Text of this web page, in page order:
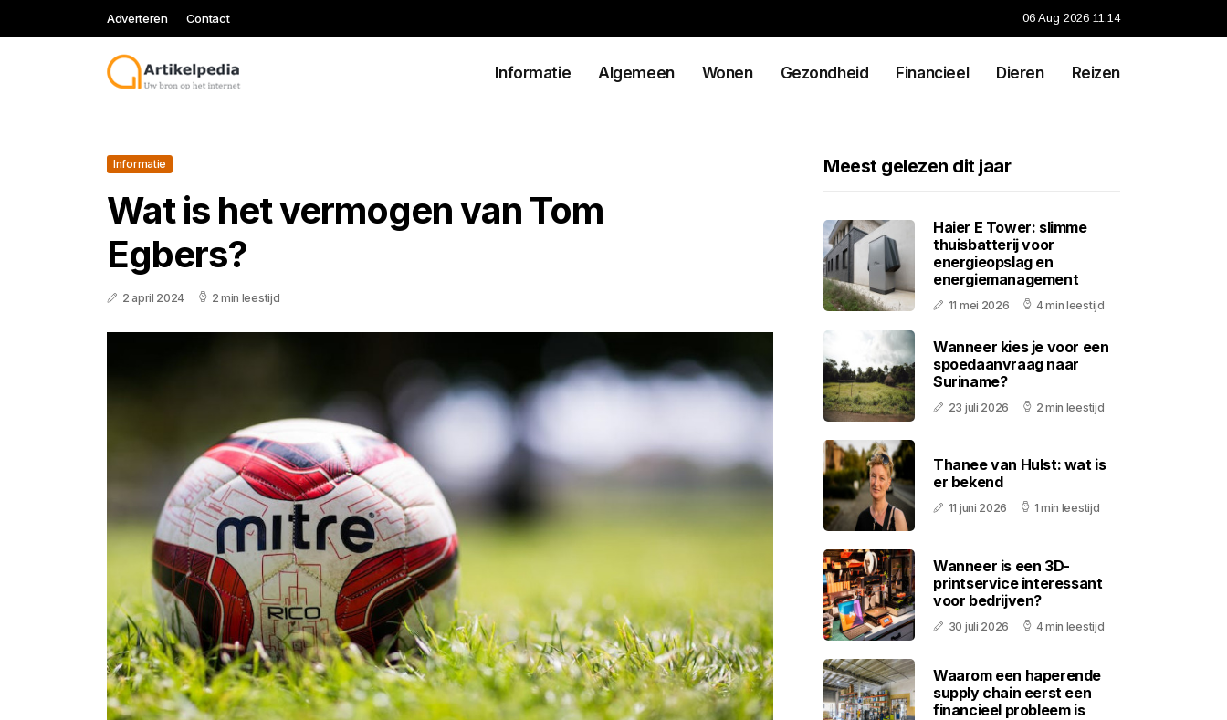
Adverteren Contact 06 Aug 2026 11:14
Informatie Algemeen Wonen Gezondheid Financieel Dieren Reizen
Informatie
Wat is het vermogen van Tom
Egbers?
2 april 2024 2 min leestijd
Meest gelezen dit jaar
Haier E Tower: slimme
thuisbatterij voor
energieopslag en
energiemanagement
11 mei 2026 4 min leestijd
Wanneer kies je voor een
spoedaanvraag naar
Suriname?
23 juli 2026 2 min leestijd
Thanee van Hulst: wat is
er bekend
11 juni 2026 1 min leestijd
Wanneer is een 3D-
printservice interessant
voor bedrijven?
30 juli 2026 4 min leestijd
Waarom een haperende
supply chain eerst een
financieel probleem is